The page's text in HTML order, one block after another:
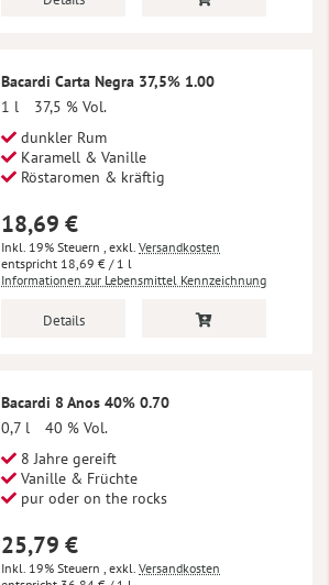
Bacardi Carta Negra 37,5% 1.00
1 l
37,5 % Vol.
dunkler Rum
Karamell & Vanille
Röstaromen & kräftig
18,69 €
Inkl. 19% Steuern , exkl. Versandkosten
18,69 € / 1 l
Informationen zur Lebensmittel Kennzeichnung
Details
Bacardi 8 Anos 40% 0.70
0,7 l
40 % Vol.
8 Jahre gereift
Vanille & Früchte
pur oder on the rocks
25,79 €
Inkl. 19% Steuern , exkl. Versandkosten